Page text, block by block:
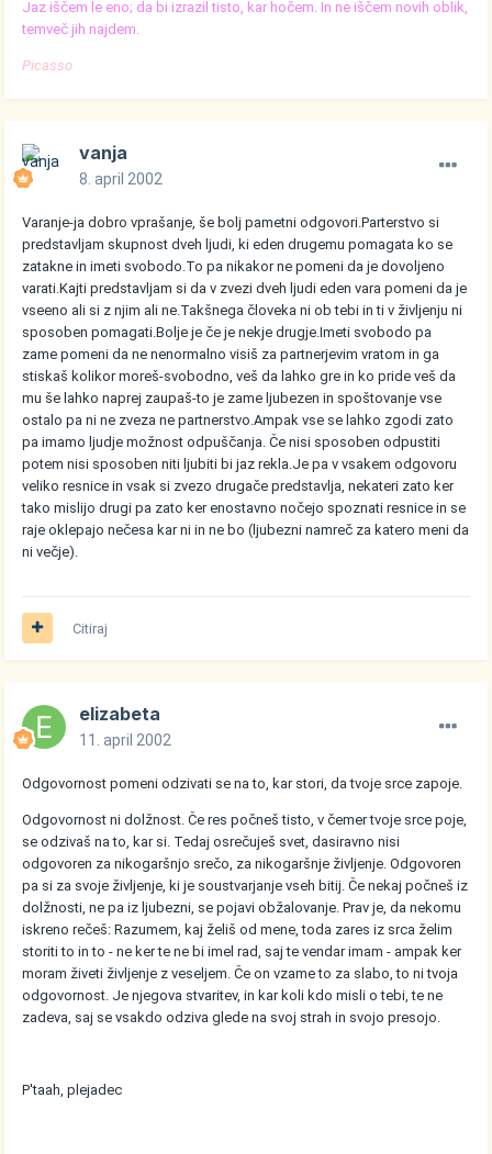
Jaz iščem le eno; da bi izrazil tisto, kar hočem. In ne iščem novih oblik,
temveč jih najdem.
Picasso
vanja
8. april 2002
Varanje-ja dobro vprašanje, še bolj pametni odgovori.Parterstvo si
predstavljam skupnost dveh ljudi, ki eden drugemu pomagata ko se
zatakne in imeti svobodo.To pa nikakor ne pomeni da je dovoljeno
varati.Kajti predstavljam si da v zvezi dveh ljudi eden vara pomeni da je
vseeno ali si z njim ali ne.Takšnega človeka ni ob tebi in ti v življenju ni
sposoben pomagati.Bolje je če je nekje drugje.Imeti svobodo pa
zame pomeni da ne nenormalno visiš za partnerjevim vratom in ga
stiskaš kolikor moreš-svobodno, veš da lahko gre in ko pride veš da
mu še lahko naprej zaupaš-to je zame ljubezen in spoštovanje vse
ostalo pa ni ne zveza ne partnerstvo.Ampak vse se lahko zgodi zato
pa imamo ljudje možnost odpuščanja. Če nisi sposoben odpustiti
potem nisi sposoben niti ljubiti bi jaz rekla.Je pa v vsakem odgovoru
veliko resnice in vsak si zvezo drugače predstavlja, nekateri zato ker
tako mislijo drugi pa zato ker enostavno nočejo spoznati resnice in se
raje oklepajo nečesa kar ni in ne bo (ljubezni namreč za katero meni da
ni večje).
Citiraj
elizabeta
11. april 2002
Odgovornost pomeni odzivati se na to, kar stori, da tvoje srce zapoje.
Odgovornost ni dolžnost. Če res počneš tisto, v čemer tvoje srce poje,
se odzivaš na to, kar si. Tedaj osrečuješ svet, dasiravno nisi
odgovoren za nikogaršnjo srečo, za nikogaršnje življenje. Odgovoren
pa si za svoje življenje, ki je soustvarjanje vseh bitij. Če nekaj počneš iz
dolžnosti, ne pa iz ljubezni, se pojavi obžalovanje. Prav je, da nekomu
iskreno rečeš: Razumem, kaj želiš od mene, toda zares iz srca želim
storiti to in to - ne ker te ne bi imel rad, saj te vendar imam - ampak ker
moram živeti življenje z veseljem. Če on vzame to za slabo, to ni tvoja
odgovornost. Je njegova stvaritev, in kar koli kdo misli o tebi, te ne
zadeva, saj se vsakdo odziva glede na svoj strah in svojo presojo.
P'taah, plejadec